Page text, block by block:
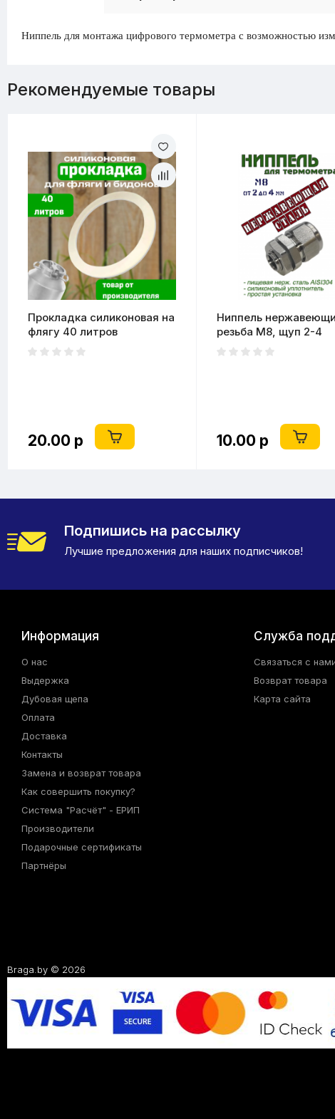
Ниппель для монтажа цифрового термометра с возможностью
Рекомендуемые товары
Прокладка силиконовая на
флягу 40 литров
20.00 р
Ниппель
резьба M8, щуп 2-4
(маленький)
10.00 р
Подпишись на рассылку
Лучшие предложения для наших подписчиков!
Информация
О нас
Выдержка
Дубовая щепа
Оплата
Доставка
Контакты
Замена и возврат товара
Как совершить покупку?
Система "Расчёт" - ЕРИП
Производители
Подарочные сертификаты
Партнёры
Служба
Связаться с
Возврат товара
Карта сайта
Braga.by © 2026